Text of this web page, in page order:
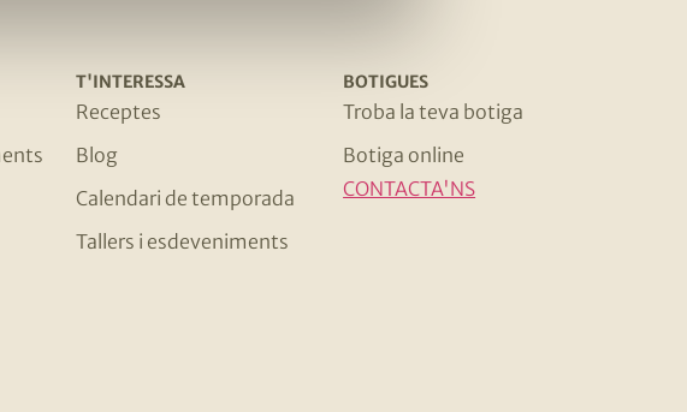
T'INTERESSA
Receptes
Blog
Calendari de temporada
Tallers i esdeveniments
BOTIGUES
Troba la teva botiga
Botiga online
CONTACTA'NS